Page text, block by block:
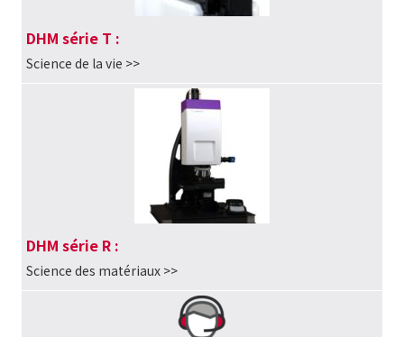
DHM série T :
Science de la vie >>
DHM série R :
Science des matériaux >>